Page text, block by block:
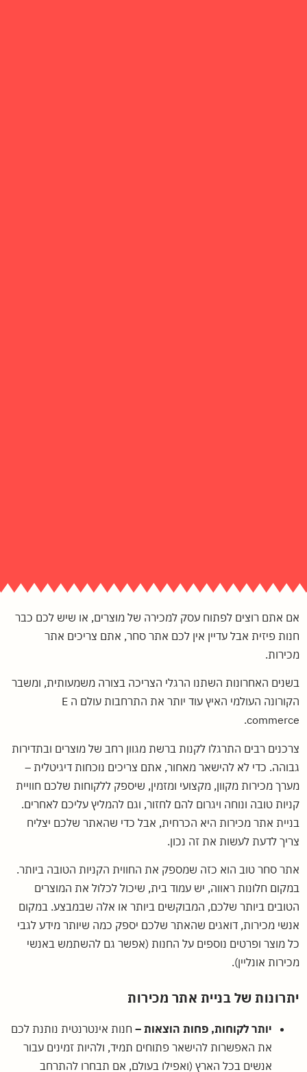
אם אתם רוצים לפתוח עסק למכירה של מוצרים, או שיש לכם כבר
חנות פיזית אבל עדיין אין לכם אתר סחר, אתם צריכים אתר
מכירות.
בשנים האחרונות השתנו הרגלי הצריכה בצורה משמעותית, ומשבר
הקורונה העולמי האיץ עוד יותר את התרחבות עולם ה E
commerce.
צרכנים רבים התרגלו לקנות ברשת מגוון רחב של מוצרים ובתדירות
גבוהה. כדי לא להישאר מאחור, אתם צריכים נוכחות דיגיטלית –
מערך מכירות מקוון, מקצועי ומזמין, שיספק ללקוחות שלכם חוויית
קניות טובה ונוחה ויגרום להם לחזור, וגם להמליץ עליכם לאחרים.
בניית אתר מכירות היא הכרחית, אבל כדי שהאתר שלכם יצליח
צריך לדעת לעשות את זה נכון.
אתר סחר טוב הוא כזה שמספק את החווית הקניות הטובה ביותר.
במקום חלונות ראווה, יש עמוד בית, שיכול לכלול את המוצרים
הטובים ביותר שלכם, המבוקשים ביותר או אלה שבמבצע. במקום
אנשי מכירות, דואגים שהאתר שלכם יספק כמה שיותר מידע לגבי
כל מוצר ופרטים נוספים על החנות (אפשר גם להשתמש באנשי
מכירות אונליין).
יתרונות של בניית אתר מכירות
יותר לקוחות, פחות הוצאות – חנות אינטרנטית נותנת לכם
את האפשרות להישאר פתוחים תמיד, ולהיות זמינים עבור
אנשים בכל הארץ (ואפילו בעולם, אם תבחרו להתרחב